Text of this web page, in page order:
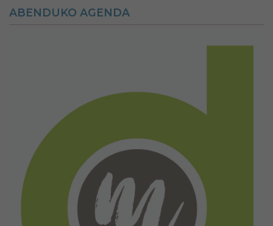
ABENDUKO AGENDA